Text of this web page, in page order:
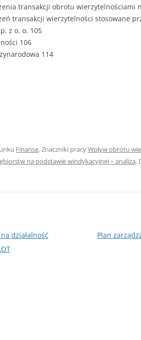
REKLAMA
RESOCJALIZACJA
ROLNICTWO
ZARZĄDZANIE
transakcji obrotu wierzytelnościami
transakcji wierzytelności stosowane
z o. o. 105
106
114
Finanse. Znaczniki pracyWpływ obrotu
na podstawie windykacyjnej – analiza.
działalność
Plan